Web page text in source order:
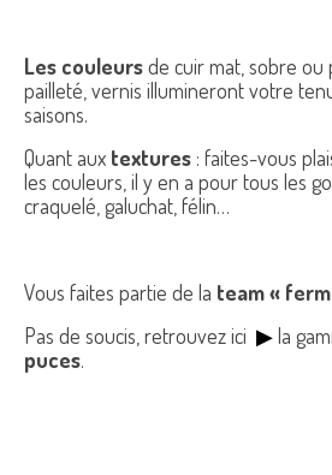
Les couleursde cuir mat, sobre ou
pailleté, vernis illumineront votre
saisons.
Quant aux textures : faites-vous
les couleurs, il y en a pour tous les
craquelé, galuchat, félin…
Vous faites partie de la team «
Pas de soucis, retrouvez ici ▶la
puces.